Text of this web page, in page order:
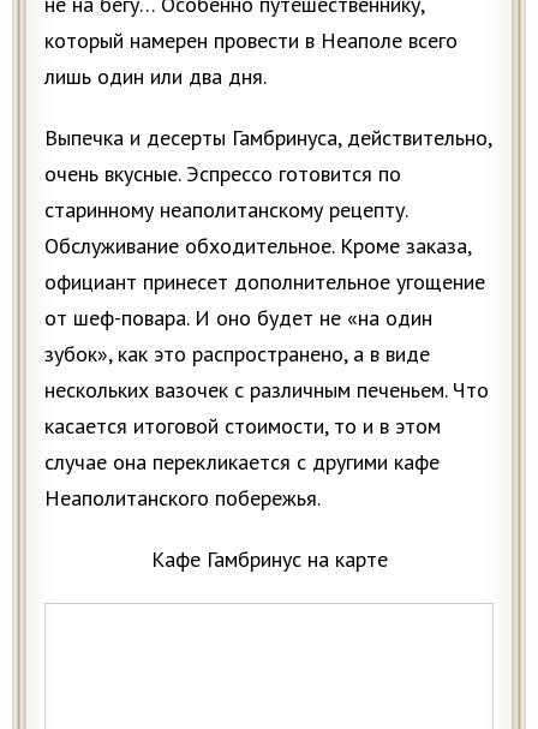
который намерен провести в Неаполе всего
лишь один или два дня.
Выпечка и десерты Гамбринуса, действительно,
очень вкусные. Эспрессо готовится по
старинному неаполитанскому рецепту.
Обслуживание обходительное. Кроме заказа,
официант принесет дополнительное угощение
от шеф-повара. И оно будет не «на один
зубок», как это распространено, а в виде
нескольких вазочек с различным печеньем. Что
касается итоговой стоимости, то и в этом
случае она перекликается с другими кафе
Неаполитанского побережья.
Кафе Гамбринус на карте